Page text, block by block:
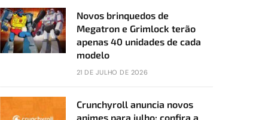
Novos brinquedos de
Megatron e Grimlock terão
apenas 40 unidades de cada
modelo
21 DE JULHO DE 2026
Crunchyroll anuncia novos
animes para julho; confira a